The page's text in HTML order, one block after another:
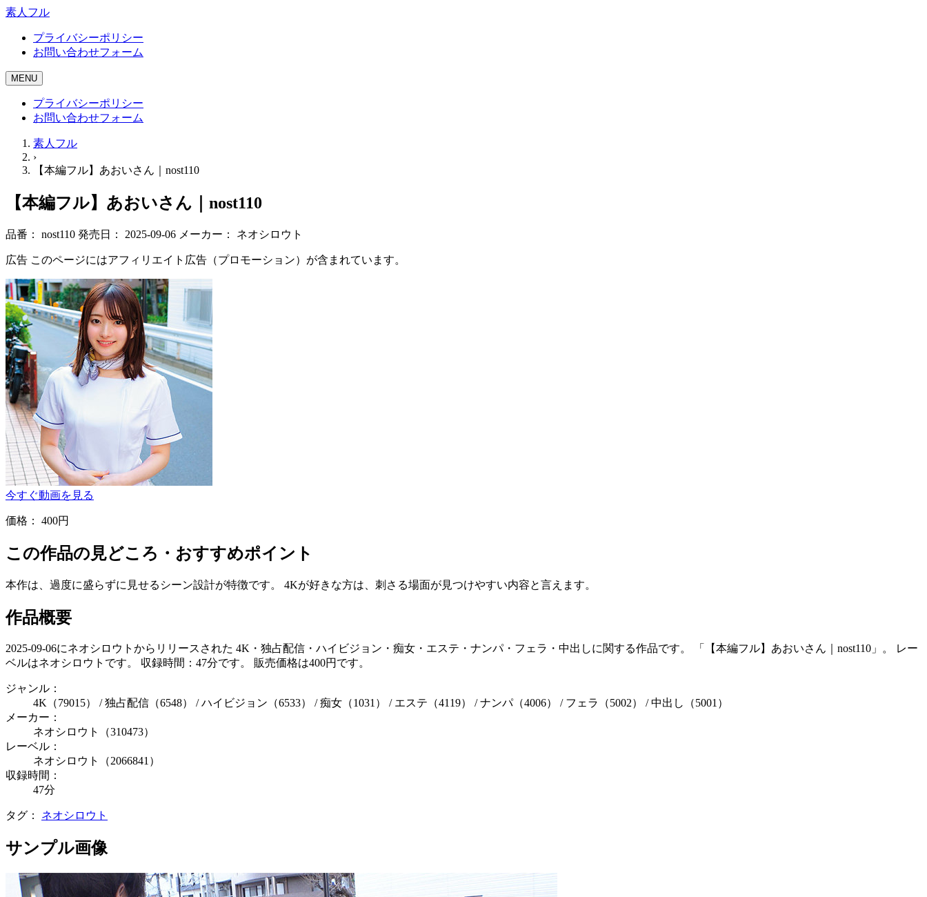
素人フル
プライバシーポリシー
お問い合わせフォーム
MENU
プライバシーポリシー
お問い合わせフォーム
素人フル
›
【本編フル】あおいさん｜nost110
【本編フル】あおいさん｜nost110
品番： nost110 発売日： 2025-09-06 メーカー： ネオシロウト
広告 このページにはアフィリエイト広告（プロモーション）が含まれています。
今すぐ動画を見る
価格： 400円
この作品の見どころ・おすすめポイント
本作は、過度に盛らずに見せるシーン設計が特徴です。 4Kが好きな方は、刺さる場面が見つけやすい内容と言えます。
作品概要
2025-09-06にネオシロウトからリリースされた 4K・独占配信・ハイビジョン・痴女・エステ・ナンパ・フェラ・中出しに関する作品です。 「【本編フル】あおいさん｜nost110」。 レー
ベルはネオシロウトです。 収録時間：47分です。 販売価格は400円です。
ジャンル：
4K（79015） / 独占配信（6548） / ハイビジョン（6533） / 痴女（1031） / エステ（4119） / ナンパ（4006） / フェラ（5002） / 中出し（5001）
メーカー：
ネオシロウト（310473）
レーベル：
ネオシロウト（2066841）
収録時間：
47分
タグ： ネオシロウト
サンプル画像